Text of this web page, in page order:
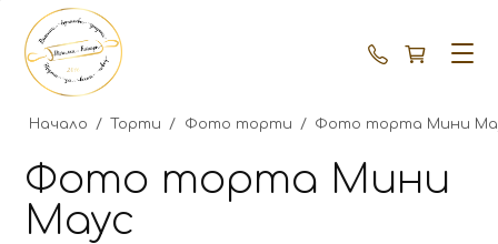
+359 87
Начало / Торти / Фото торти / Фото торта Мини
Фото торта Мини
Маус